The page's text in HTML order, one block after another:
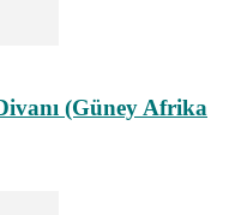
(Güney Afrika